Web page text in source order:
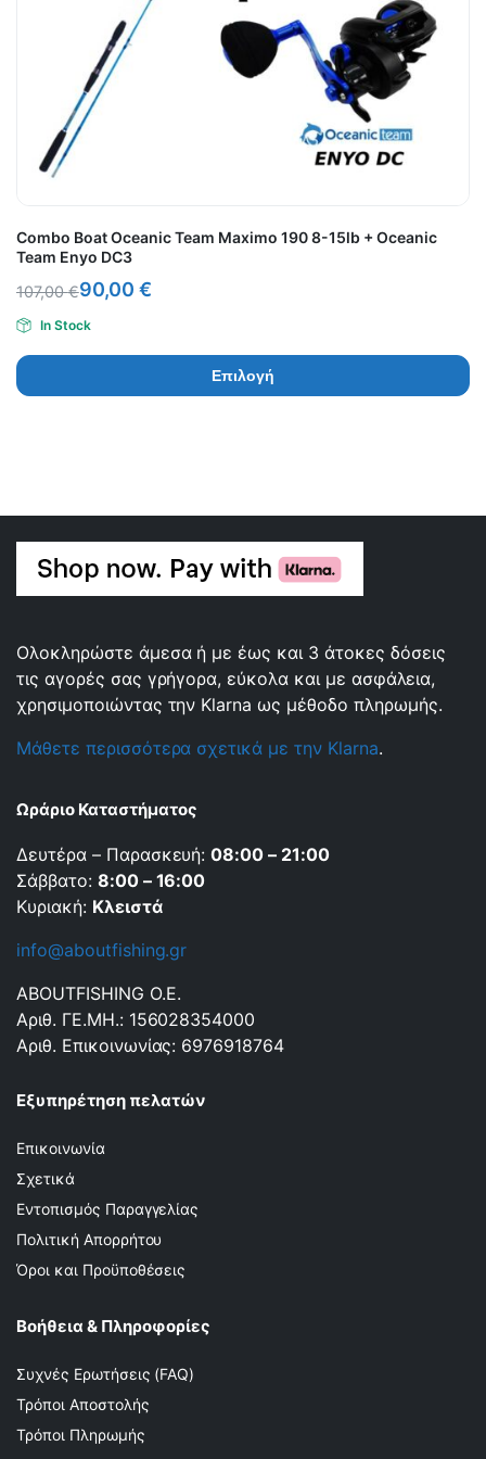
Combo Boat Oceanic Team Maximo 190 8-15lb + Oceanic
Team Enyo DC3
107,00€90,00 €
In Stock
Επιλογή
Ολοκληρώστε άμεσα ή με έως και 3 άτοκες δόσεις
τις αγορές σας γρήγορα, εύκολα και με ασφάλεια,
χρησιμοποιώντας την Klarna ως μέθοδο πληρωμής.
Μάθετε περισσότερα σχετικά με την Klarna.
Ωράριο Καταστήματος
Δευτέρα – Παρασκευή:08:00 – 21:00
Σάββατο: 8:00 – 16:00
Κυριακή: Κλειστά
info@aboutfishing.gr
ABOUTFISHING Ο.Ε.
Αριθ. ΓΕ.ΜΗ.: 156028354000
Αριθ. Επικοινωνίας: 6976918764
Εξυπηρέτηση πελατών
Επικοινωνία
Σχετικά
Εντοπισμός Παραγγελίας
Πολιτική Απορρήτου
Όροι και Προϋποθέσεις
Βοήθεια & Πληροφορίες
Συχνές Ερωτήσεις (FAQ)
Τρόποι Αποστολής
Τρόποι Πληρωμής